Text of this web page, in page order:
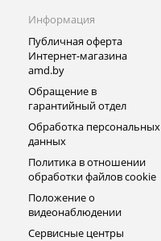
Информация
Публичная оферта
Интернет-магазина
amd.by
Обращение в
гарантийный отдел
Обработка персональных
данных
Политика в отношении
обработки файлов cookie
Положение о
видеонаблюдении
Сервисные центры